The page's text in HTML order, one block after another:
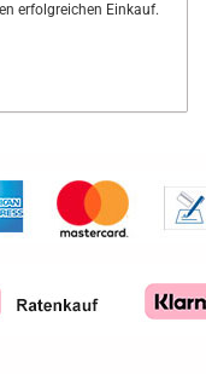
erfolgreichen Einkauf.